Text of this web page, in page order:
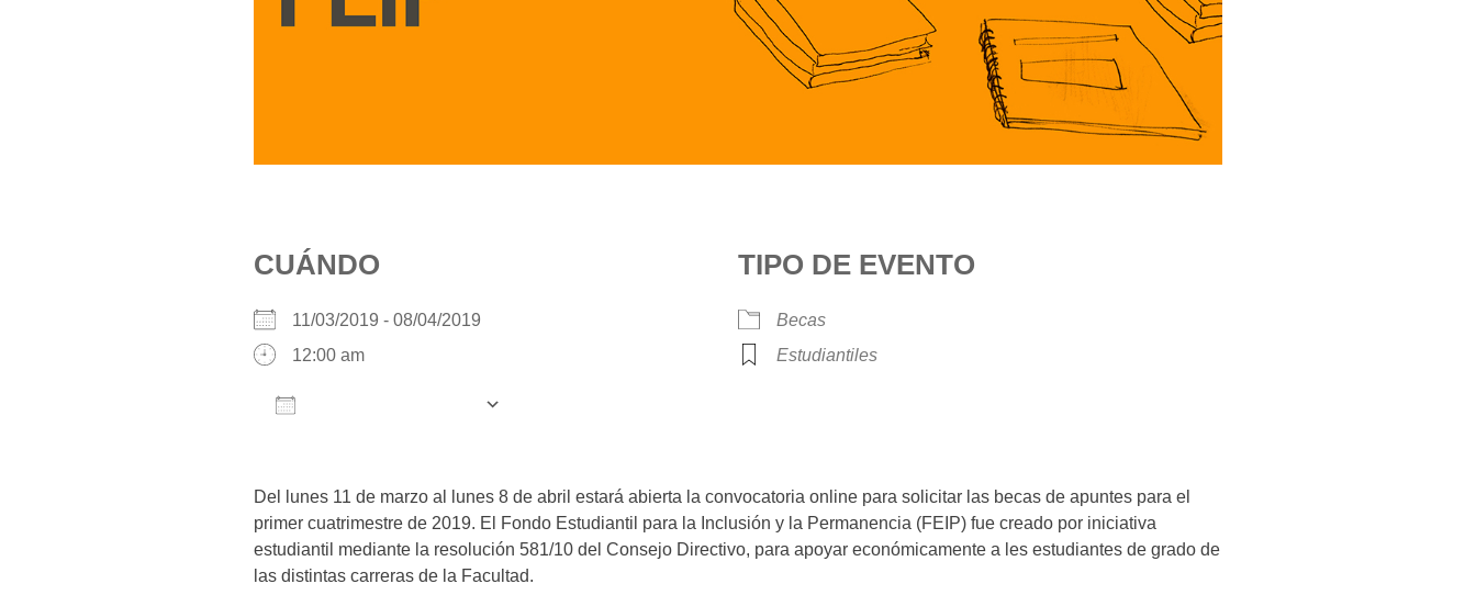
CUÁNDO
11/03/2019 - 08/04/2019
12:00 am
TIPO DE EVENTO
Becas
Estudiantiles
Del lunes 11 de marzo al lunes 8 de abril estará abierta la convocatoria online para solicitar las becas de apuntes para el
primer cuatrimestre de 2019. El Fondo Estudiantil para la Inclusión y la Permanencia (FEIP) fue creado por iniciativa
estudiantil mediante la resolución 581/10 del Consejo Directivo, para apoyar económicamente a les estudiantes de grado de
las distintas carreras de la Facultad.